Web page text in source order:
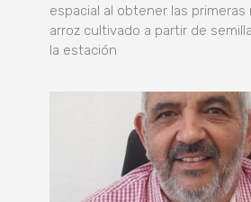
espacial al obtener las
arroz cultivado a partir de
la estación